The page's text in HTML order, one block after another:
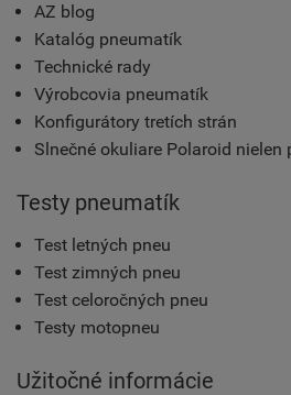
AZ blog
Katalóg pneumatík
Technické rady
Výrobcovia pneumatík
Konfigurátory tretích strán
Slnečné okuliare Polaroid nielen
Testy pneumatík
Test letných pneu
Test zimných pneu
Test celoročných pneu
Testy motopneu
Užitočné informácie